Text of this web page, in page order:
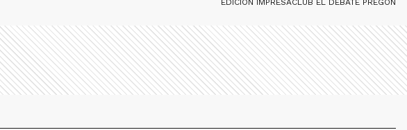
EDICIÓN IMPRESACLUB EL DEBATE PREGÓN